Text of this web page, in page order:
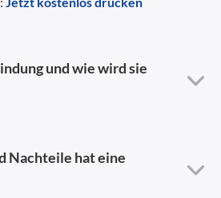
und wie wird sie
Nachteile hat eine